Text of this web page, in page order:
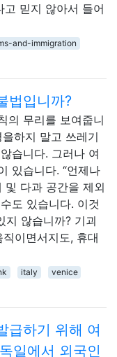
고 믿지 않아서 들어
and-immigration
법입니까?
의 무리를 보여줍니
하지 말고 쓰레기
습니다. 그러나 여
있습니다. “언제나
및 다과 공간을 제외
도 있습니다. 이것
지 않습니까? 기괴
이면서지도, 휴대
italy
venice
급하기 위해 여
일에서 외국인